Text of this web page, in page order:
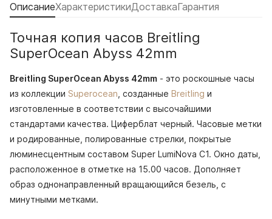
ОписаниеХарактеристикиДоставкаГарантия
Точная копия часов Breitling
SuperOcean Abyss 42mm
Breitling SuperOcean Abyss 42mm - это роскошные часы
из коллекции Superocean , созданные Breitling и
изготовленные в соответствии с высочайшими
стандартами качества. Циферблат черный. Часовые метки
и родированные, полированные стрелки, покрытые
люминесцентным составом Super LumiNova С1. Окно даты,
расположенное в отметке на 15.00 часов. Дополняет
образ однонаправленный вращающийся безель, с
минутными метками.